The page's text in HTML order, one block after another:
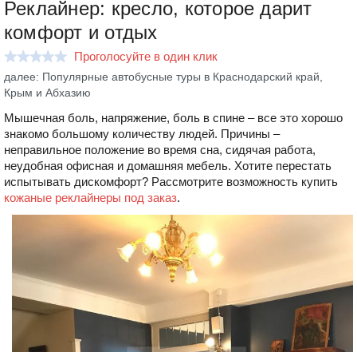
Реклайнер: кресло, которое дарит
комфорт и отдых
Проголосуйте в один клик
далее: Популярные автобусные туры в Краснодарский край,
Крым и Абхазию
Мышечная боль, напряжение, боль в спине – все это хорошо
знакомо большому количеству людей. Причины –
неправильное положение во время сна, сидячая работа,
неудобная офисная и домашняя мебель. Хотите перестать
испытывать дискомфорт? Рассмотрите возможность купить
кожаные реклайнеры под заказ.